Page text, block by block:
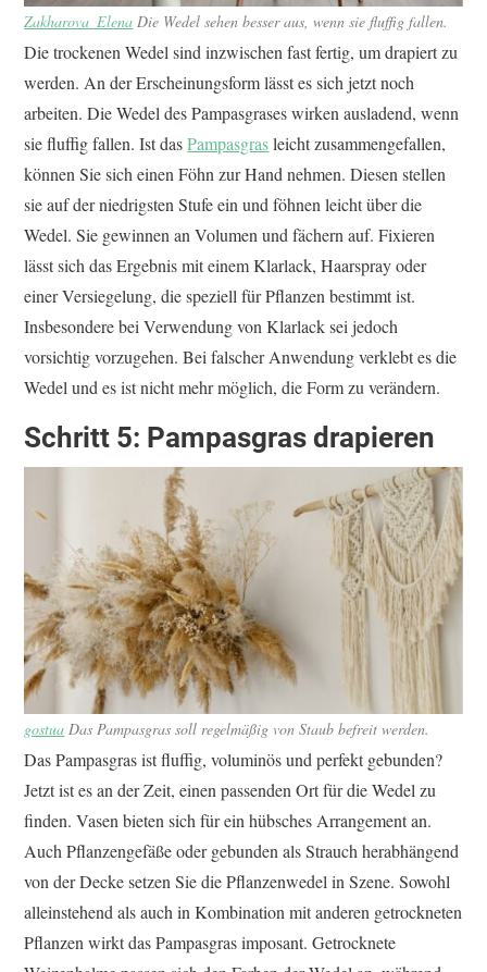
Zakharova_Elena Die Wedel sehen besser aus, wenn sie fluffig fallen.
Die trockenen Wedel sind inzwischen fast fertig, um drapiert zu
werden. An der Erscheinungsform lässt es sich jetzt noch
arbeiten. Die Wedel des Pampasgrases wirken ausladend, wenn
sie fluffig fallen. Ist dasPampasgrasleicht zusammengefallen,
können Sie sich einen Föhn zur Hand nehmen. Diesen stellen
sie auf der niedrigsten Stufe ein und föhnen leicht über die
Wedel. Sie gewinnen an Volumen und fächern auf. Fixieren
lässt sich das Ergebnis mit einem Klarlack, Haarspray oder
einer Versiegelung, die speziell für Pflanzen bestimmt ist.
Insbesondere bei Verwendung von Klarlack sei jedoch
vorsichtig vorzugehen. Bei falscher Anwendung verklebt es die
Wedel und es ist nicht mehr möglich, die Form zu verändern.
Schritt 5: Pampasgras drapieren
gostua Das Pampasgras soll regelmäßig von Staub befreit werden.
Das Pampasgras ist fluffig, voluminös und perfekt gebunden?
Jetzt ist es an der Zeit, einen passenden Ort für die Wedel zu
finden. Vasen bieten sich für ein hübsches Arrangement an.
Auch Pflanzengefäße oder gebunden als Strauch herabhängend
von der Decke setzen Sie die Pflanzenwedel in Szene. Sowohl
alleinstehend als auch in Kombination mit anderen getrockneten
Pflanzen wirkt das Pampasgras imposant. Getrocknete